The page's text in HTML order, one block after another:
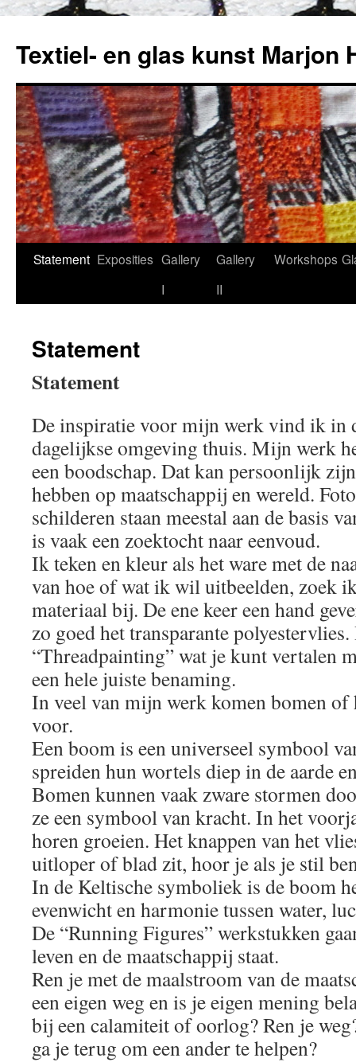
Textiel- en glas kunst Marjon
Skip
Statement Exposities Gallery
I
Gallery
II
Workshops
Statement
Statement
De inspiratie voor mijn werk vind ik in
dagelijkse omgeving thuis. Mijn werk
een boodschap. Dat kan persoonlijk
hebben op maatschappij en wereld.
schilderen staan meestal aan de basis
is vaak een zoektocht naar eenvoud.
Ik teken en kleur als het ware met de
van hoe of wat ik wil uitbeelden, zoek
materiaal bij. De ene keer een hand
zo goed het transparante
“Threadpainting” wat je kunt vertalen
een hele juiste benaming.
In veel van mijn werk komen bomen
voor.
Een boom is een universeel symbool
spreiden hun wortels diep in de aarde
Bomen kunnen vaak zware stormen
ze een symbool van kracht. In het
horen groeien. Het knappen van het
uitloper of blad zit, hoor je als je stil
In de Keltische symboliek is de boom
evenwicht en harmonie tussen water,
De “Running Figures” werkstukken
leven en de maatschappij staat.
Ren je met de maalstroom van de
een eigen weg en is je eigen mening
bij een calamiteit of oorlog? Ren je
ga je terug om een ander te helpen?